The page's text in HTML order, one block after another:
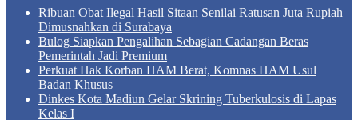
Ribuan Obat Ilegal Hasil Sitaan Senilai Ratusan Juta Rupiah
Dimusnahkan di Surabaya
Bulog Siapkan Pengalihan Sebagian Cadangan Beras
Pemerintah Jadi Premium
Perkuat Hak Korban HAM Berat, Komnas HAM Usul
Badan Khusus
Dinkes Kota Madiun Gelar Skrining Tuberkulosis di Lapas
Kelas I